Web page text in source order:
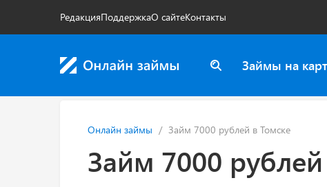
РедакцияПоддержкаО сайтеКонтакты
Займы на
Онлайн займы Займ 7000 рублей в Томске
Займ 7000